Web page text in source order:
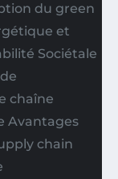
du green
et
Sociétale
chaîne
Avantages
chain